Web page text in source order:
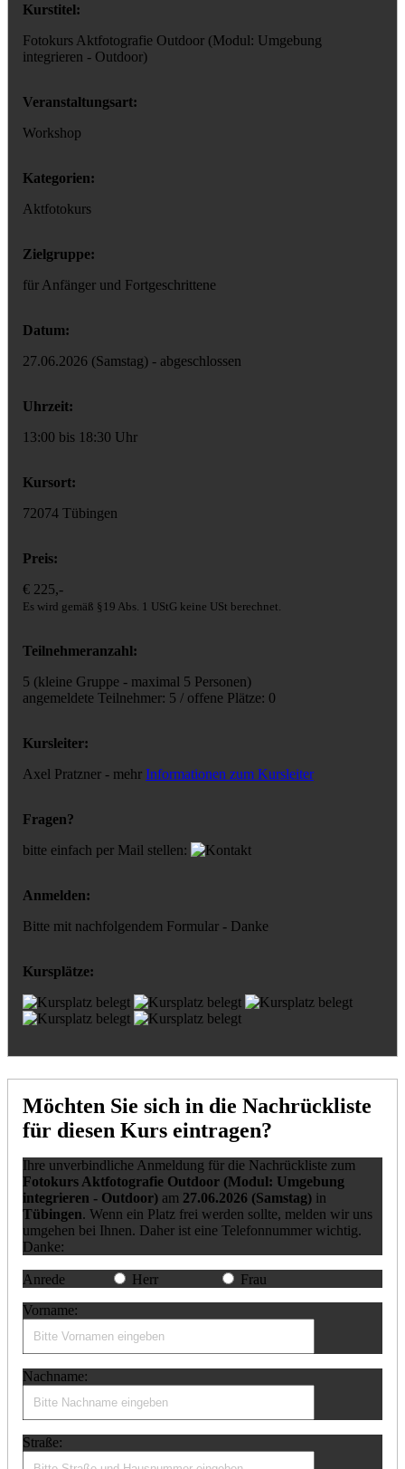
Kurstitel:
Fotokurs Aktfotografie Outdoor (Modul: Umgebung
integrieren - Outdoor)
Veranstaltungsart:
Workshop
Kategorien:
Aktfotokurs
Zielgruppe:
für Anfänger und Fortgeschrittene
Datum:
27.06.2026 (Samstag) - abgeschlossen
Uhrzeit:
13:00 bis 18:30 Uhr
Kursort:
72074 Tübingen
Preis:
€ 225,-
Es wird gemäß §19 Abs. 1 UStG keine USt berechnet.
Teilnehmeranzahl:
5 (kleine Gruppe - maximal 5 Personen)
angemeldete Teilnehmer: 5 / offene Plätze: 0
Kursleiter:
Axel Pratzner - mehr Informationen zum Kursleiter
Fragen?
bitte einfach per Mail stellen:
Anmelden:
Bitte mit nachfolgendem Formular - Danke
Kursplätze:
Möchten Sie sich in die Nachrückliste
für diesen Kurs eintragen?
Ihre unverbindliche Anmeldung für die Nachrückliste zum
Fotokurs Aktfotografie Outdoor (Modul: Umgebung
integrieren - Outdoor) am 27.06.2026 (Samstag) in
Tübingen. Wenn ein Platz frei werden sollte, melden wir uns
umgehen bei Ihnen. Daher ist eine Telefonnummer wichtig.
Danke:
Anrede Herr
Frau
Vorname:
Nachname:
Straße: